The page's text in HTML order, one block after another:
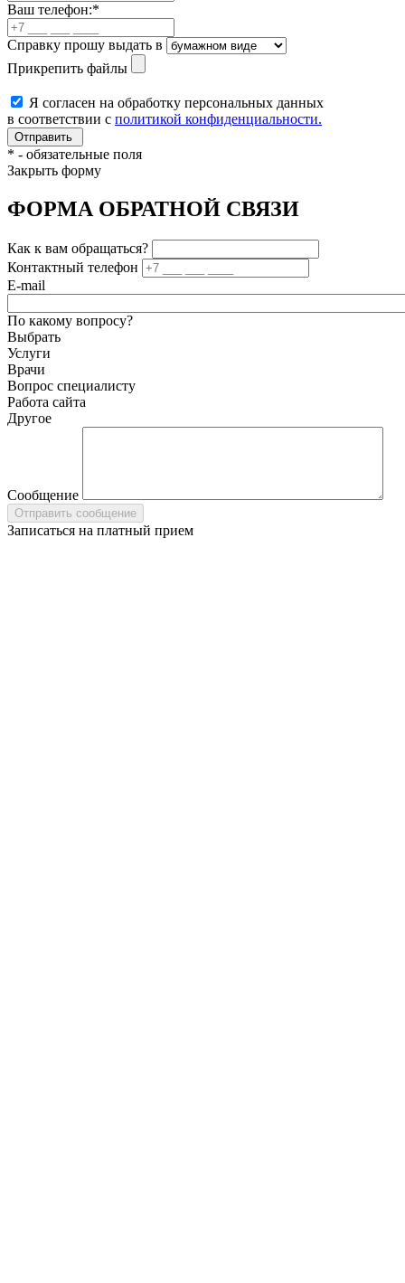
Ваш телефон:*
Справку прошу выдать в
Прикрепить файлы
Я согласен на обработку персональных данных
в соответствии с политикой конфиденциальности.
* - обязательные поля
Закрыть форму
ФОРМА ОБРАТНОЙ СВЯЗИ
Как к вам обращаться?
Контактный телефон
E-mail
По какому вопросу?
Выбрать
Услуги
Врачи
Вопрос специалисту
Работа сайта
Другое
Сообщение
Записаться на платный прием